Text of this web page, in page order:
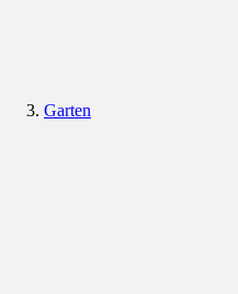
Garten